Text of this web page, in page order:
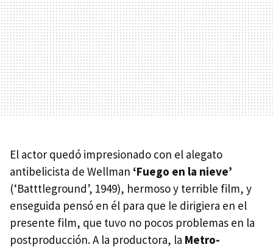
El actor quedó impresionado con el alegato
antibelicista de Wellman ‘Fuego en la nieve’
(‘Batttleground’, 1949), hermoso y terrible film, y
enseguida pensó en él para que le dirigiera en el
presente film, que tuvo no pocos problemas en la
postproducción. A la productora, la Metro-